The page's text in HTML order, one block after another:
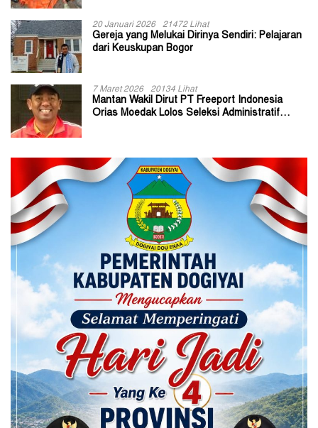
20 Januari 2026 21472 Lihat
Gereja yang Melukai Dirinya Sendiri: Pelajaran
dari Keuskupan Bogor
7 Maret 2026 20134 Lihat
Mantan Wakil Dirut PT Freeport Indonesia
Orias Moedak Lolos Seleksi Administratif